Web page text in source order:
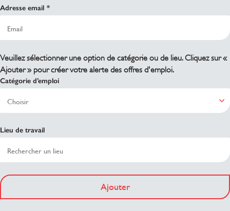
Adresse email
Veuillez sélectionner une option de catégorie ou de lieu. Cliquez sur «
Ajouter » pour créer votre alerte des offres d'emploi.
Catégorie d’emploi
Lieu de travail
Ajouter